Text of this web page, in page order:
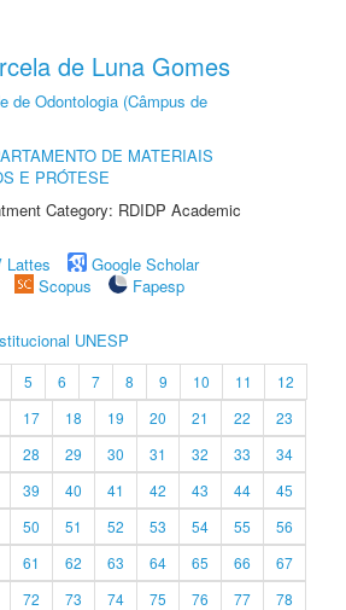
de Luna Gomes
de Odontologia (Câmpus de
DE MATERIAIS
E PRÓTESE
Category: RDIDP Academic
Lattes
Google Scholar
Scopus
Fapesp
UNESP
5 6 7 8 9 10 11
12
17 18 19 20 21 22
23
28 29 30 31 32 33
34
39 40 41 42 43 44
45
50 51 52 53 54 55
56
61 62 63 64 65 66
67
72 73 74 75 76 77
78